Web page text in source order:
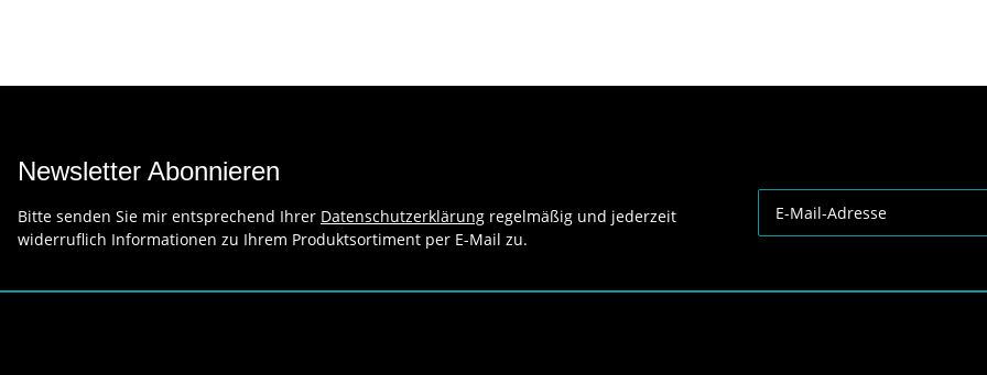
Newsletter Abonnieren
Bitte senden Sie mir entsprechend Ihrer Datenschutzerklärung regelmäßig und jederzeit
widerruflich Informationen zu Ihrem Produktsortiment per E-Mail zu.